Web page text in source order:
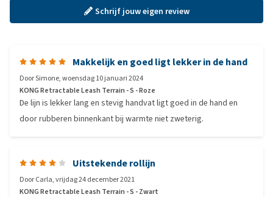
Schrijf jouw eigen review
Makkelijk en goed ligt lekker in de hand
DoorSimone,woensdag 10 januari 2024
KONG Retractable Leash Terrain - S - Roze
De lijn is lekker lang en stevig handvat ligt goed in de hand en
door rubberen binnenkant bij warmte niet zweterig.
Uitstekende rollijn
DoorCarla,vrijdag 24 december 2021
KONG Retractable Leash Terrain - S - Zwart